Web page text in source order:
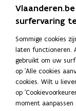
afnemen. In het
2.098.200
De data zijn
Deel deze
L
i
K
o
surfervaring
Sommige cookies
laten functioneren.
gebruikt om uw
op 'Alle cookies
cookies. Wilt u
op
moment